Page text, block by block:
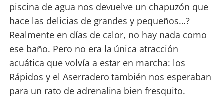
piscina de agua nos devuelve un chapuzón que
hace las delicias de grandes y pequeños…?
Realmente en días de calor, no hay nada como
ese baño. Pero no era la única atracción
acuática que volvía a estar en marcha: los
Rápidos y el Aserradero también nos esperaban
para un rato de adrenalina bien fresquito.